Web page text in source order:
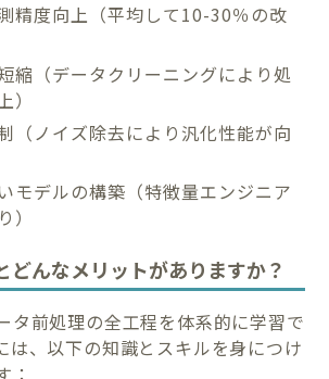
精度向上（平均して10-30％の改
縮（データクリーニングにより処
（ノイズ除去により汎化性能が向
モデルの構築（特徴量エンジニア
）
どんなメリットがありますか？
タ前処理の全工程を体系的に学習で
は、以下の知識とスキルを身につけ